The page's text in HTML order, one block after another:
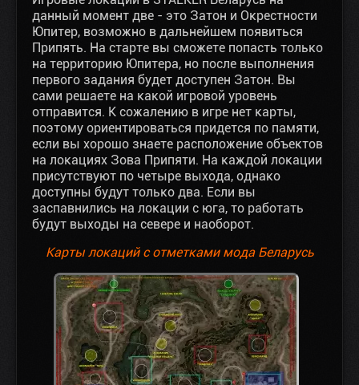
данный момент две - это Затон и Окрестности
Юпитер, возможно в дальнейшем появиться
Припять. На старте вы сможете попасть только
на территорию Юпитера, но после выполнения
первого задания будет доступен Затон. Вы
сами решаете на какой игровой уровень
отправится. К сожалению в игре нет карты,
поэтому ориентироваться придется по памяти,
если вы хорошо знаете расположение объектов
на локациях Зова Припяти. На каждой локации
присутствуют по четыре выхода, однако
доступны будут только два. Если вы
заспавнились на локации с юга, то работать
будут выходы на севере и наоборот.
Карты локаций с отметками мода Беларусь